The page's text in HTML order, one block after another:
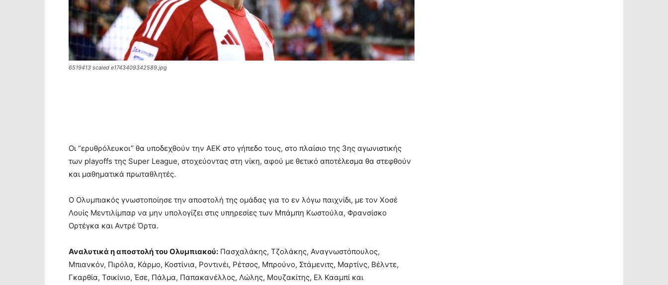
6519413 scaled e1743409342589.jpg
Οι “ερυθρόλευκοι” θα υποδεχθούν την ΑΕΚ στο γήπεδο τους, στο πλαίσιο της 3ης αγωνιστικής
των playoffs της Super League, στοχεύοντας στη νίκη, αφού με θετικό αποτέλεσμα θα στεφθούν
και μαθηματικά πρωταθλητές.
Ο Ολυμπιακός γνωστοποίησε την αποστολή της ομάδας για το εν λόγω παιχνίδι, με τον Χοσέ
Λουίς Μεντιλίμπαρ να μην υπολογίζει στις υπηρεσίες των Μπάμπη Κωστούλα, Φρανσίσκο
Ορτέγκα και Αντρέ Όρτα.
Αναλυτικά η αποστολή του Ολυμπιακού: Πασχαλάκης, Τζολάκης, Αναγνωστόπουλος,
Μπιανκόν, Πιρόλα, Κάρμο, Κοστίνια, Ροντινέι, Ρέτσος, Μπρούνο, Στάμενιτς, Μαρτίνς, Βέλντε,
Γκαρθία, Τσικίνιο, Έσε, Πάλμα, Παπακανέλλος, Λώλης, Μουζακίτης, Ελ Κααμπί και